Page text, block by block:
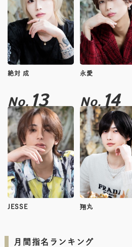
絶対 成 永愛
No.13
JESSE
No.14
翔丸
月間指名ランキング